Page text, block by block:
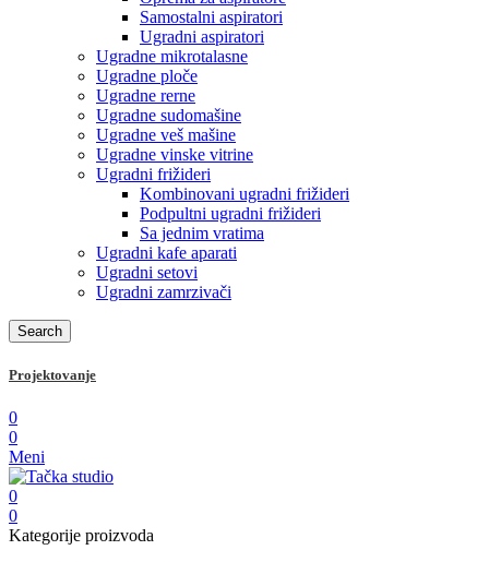
Samostalni aspiratori
Ugradni aspiratori
Ugradne mikrotalasne
Ugradne ploče
Ugradne rerne
Ugradne sudomašine
Ugradne veš mašine
Ugradne vinske vitrine
Ugradni frižideri
Kombinovani ugradni frižideri
Podpultni ugradni frižideri
Sa jednim vratima
Ugradni kafe aparati
Ugradni setovi
Ugradni zamrzivači
Search
Projektovanje
0
0
Meni
0
0
Kategorije proizvoda